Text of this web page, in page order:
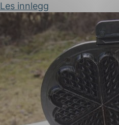
Les innlegg